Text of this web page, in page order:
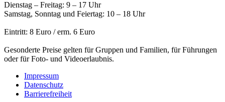
Dienstag – Freitag: 9 – 17 Uhr
Samstag, Sonntag und Feiertag: 10 – 18 Uhr
Eintritt: 8 Euro / erm. 6 Euro
Gesonderte Preise gelten für Gruppen und Familien, für Führungen
oder für Foto- und Videoerlaubnis.
Impressum
Datenschutz
Barrierefreiheit